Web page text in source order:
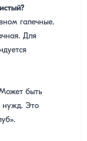
галечные.
Для
быть
нужд. Это